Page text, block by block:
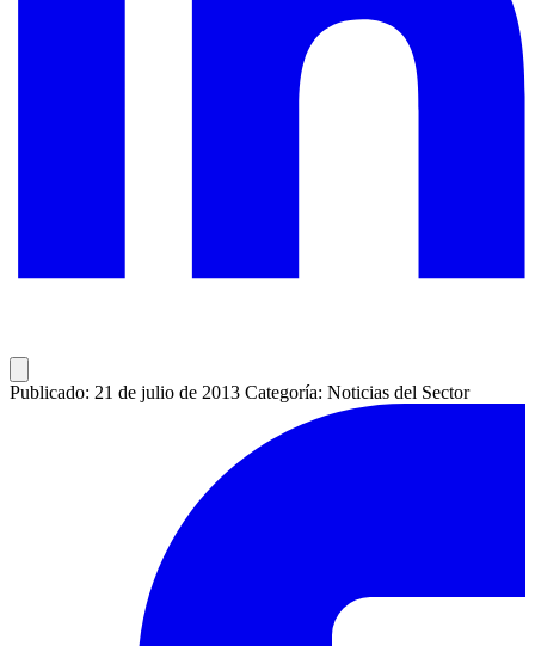
Publicado: 21 de julio de 2013 Categoría: Noticias del Sector